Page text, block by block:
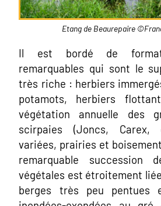
Etang de Beaurepaire
Il est bordé de
remarquables qui sont le
très riche : herbiers
potamots, herbiers
végétation annuelle des
scirpaies (Joncs, Carex,
variées, prairies et
remarquable succession
végétales est étroitement
berges très peu pentues